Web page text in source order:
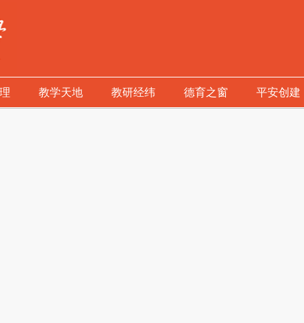
教学天地 教研经纬 德育之窗 平安创建